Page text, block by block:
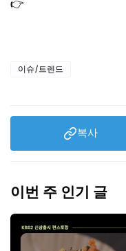
👉
이슈/트렌드
복사
이번 주 인기 글